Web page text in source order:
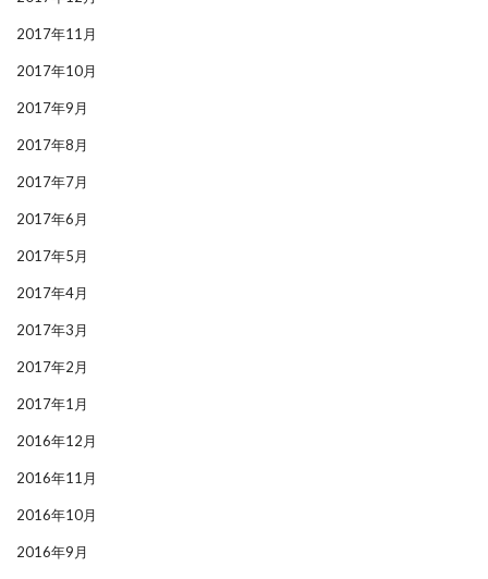
2017年11月
2017年10月
2017年9月
2017年8月
2017年7月
2017年6月
2017年5月
2017年4月
2017年3月
2017年2月
2017年1月
2016年12月
2016年11月
2016年10月
2016年9月